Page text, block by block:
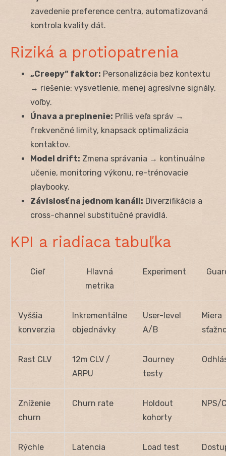
zavedenie preference centra, automatizovaná
kontrola kvality dát.
Riziká a protiopatrenia
„Creepy“ faktor: Personalizácia bez kontextu
→ riešenie: vysvetlenie, menej agresívne signály,
voľby.
Únava a preplnenie: Príliš veľa správ →
frekvenčné limity, knapsack optimalizácia
kontaktov.
Model drift: Zmena správania → kontinuálne
učenie, monitoring výkonu, re-trénovacie
playbooky.
Závislosť na jednom kanáli: Diverzifikácia a
cross-channel substitučné pravidlá.
KPI a riadiaca tabuľka
Cieľ
Hlavná
metrika
Experiment
Vyššia
konverzia
Inkrementálne
objednávky
User-level
A/B
Miera
Rast CLV
12m CLV /
ARPU
Journey
testy
Zníženie
churn
Churn rate
Holdout
kohorty
NPS/
Rýchle
Latencia
Load test